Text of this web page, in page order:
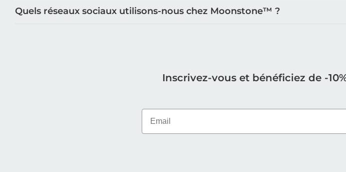
Quels réseaux sociaux utilisons-nous chez Moonstone™️ ?
Inscrivez-vous et bénéficiez de -